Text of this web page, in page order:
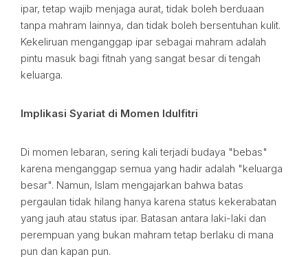
ipar, tetap wajib menjaga aurat, tidak boleh berduaan
tanpa mahram lainnya, dan tidak boleh bersentuhan kulit.
Kekeliruan menganggap ipar sebagai mahram adalah
pintu masuk bagi fitnah yang sangat besar di tengah
keluarga.
Implikasi Syariat di Momen Idulfitri
Di momen lebaran, sering kali terjadi budaya "bebas"
karena menganggap semua yang hadir adalah "keluarga
besar". Namun, Islam mengajarkan bahwa batas
pergaulan tidak hilang hanya karena status kekerabatan
yang jauh atau status ipar. Batasan antara laki-laki dan
perempuan yang bukan mahram tetap berlaku di mana
pun dan kapan pun.